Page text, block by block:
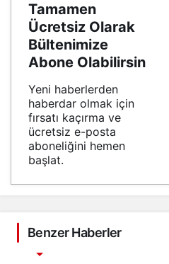
Tamamen
Ücretsiz Olarak
Bültenimize
Abone Olabilirsin
Yeni haberlerden
haberdar olmak için
fırsatı kaçırma ve
ücretsiz e-posta
aboneliğini hemen
başlat.
Benzer Haberler